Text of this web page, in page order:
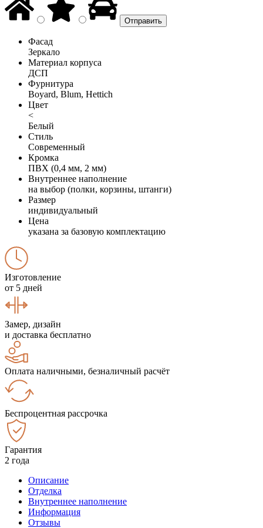
Фасад
Зеркало
Материал корпуса
ДСП
Фурнитура
Boyard, Blum, Hettich
Цвет
<
Белый
Стиль
Современный
Кромка
ПВХ (0,4 мм, 2 мм)
Внутреннее наполнение
на выбор (полки, корзины, штанги)
Размер
индивидуальный
Цена
указана за базовую комплектацию
Изготовление
от 5 дней
Замер, дизайн
и доставка бесплатно
Оплата наличными, безналичный расчёт
Беспроцентная рассрочка
Гарантия
2 года
Описание
Отделка
Внутреннее наполнение
Информация
Отзывы